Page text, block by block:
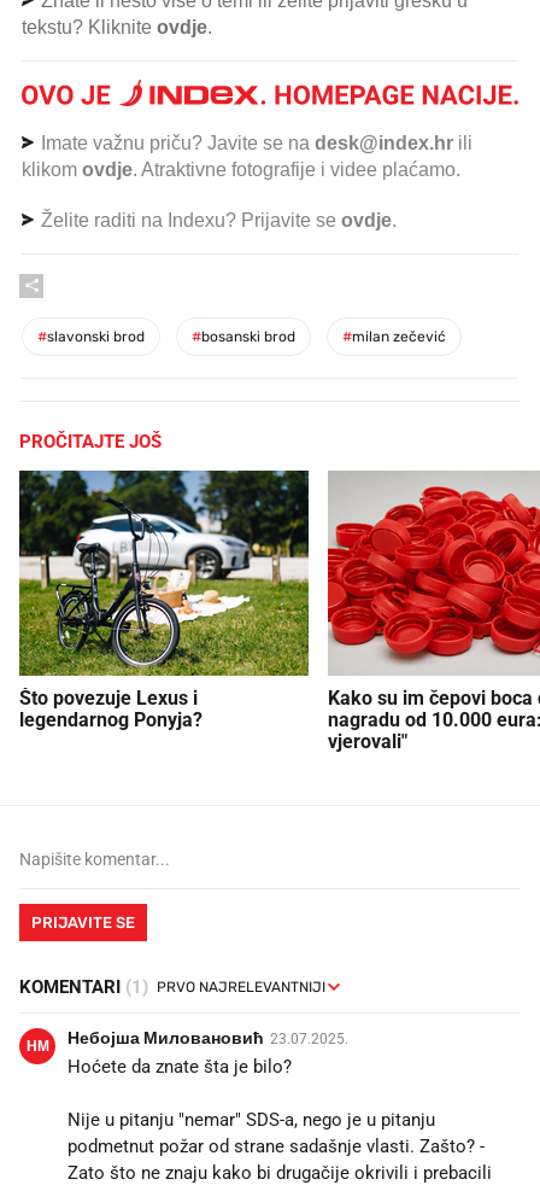
tekstu? Kliknite ovdje.
Imate važnu priču? Javite se na desk@index.hr ili
klikom ovdje. Atraktivne fotografije i videe plaćamo.
Želite raditi na Indexu? Prijavite se ovdje.
#slavonski brod #bosanski brod #milan zečević
PROČITAJTE JOŠ
Što povezuje Lexus i
legendarnog Ponyja?
Kako su im čepovi boca
nagradu od 10.000
vjerovali"
PRIJAVITE SE
KOMENTARI (1)
НМ Небојша Миловановић 23.07.2025.
Hoćete da znate šta je bilo?
Nije u pitanju "nemar" SDS-a, nego je u pitanju
podmetnut požar od strane sadašnje vlasti. Zašto? -
Zato što ne znaju kako bi drugačije okrivili i prebacili